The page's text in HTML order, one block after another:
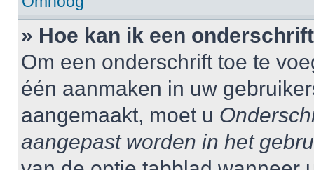
» Hoe kan ik een
Om een onderschrift toe te
één aanmaken in uw
aangemaakt, moet u
aangepast worden in het